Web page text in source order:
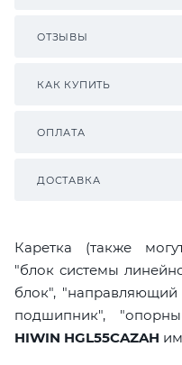
ОТЗЫВЫ
КАК КУПИТЬ
ОПЛАТА
ДОСТАВКА
Каретка (также
"блок системы
блок", "направляющий
подшипник",
HIWIN HGL55CAZAH